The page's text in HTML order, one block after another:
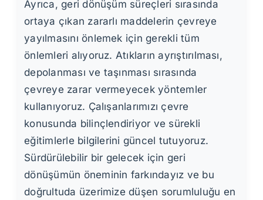
Ayrıca, geri dönüşüm süreçleri sırasında
ortaya çıkan zararlı maddelerin çevreye
yayılmasını önlemek için gerekli tüm
önlemleri alıyoruz. Atıkların ayrıştırılması,
depolanması ve taşınması sırasında
çevreye zarar vermeyecek yöntemler
kullanıyoruz. Çalışanlarımızı çevre
konusunda bilinçlendiriyor ve sürekli
eğitimlerle bilgilerini güncel tutuyoruz.
Sürdürülebilir bir gelecek için geri
dönüşümün öneminin farkındayız ve bu
doğrultuda üzerimize düşen sorumluluğu en